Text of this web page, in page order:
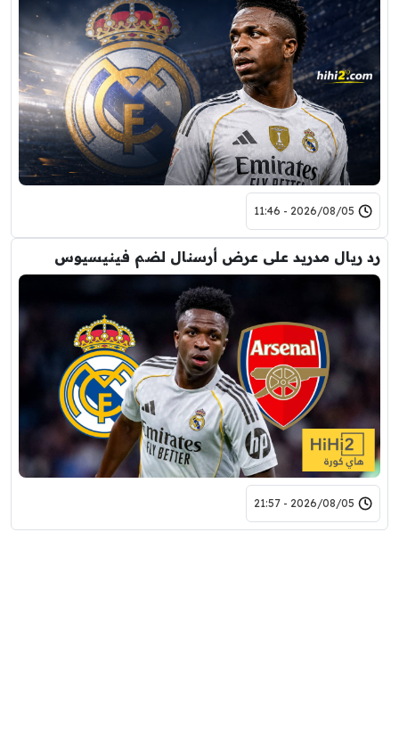
2026/08/05 - 11:46
رد ريال مدريد على عرض أرسنال لضم فينيسيوس
2026/08/05 - 21:57